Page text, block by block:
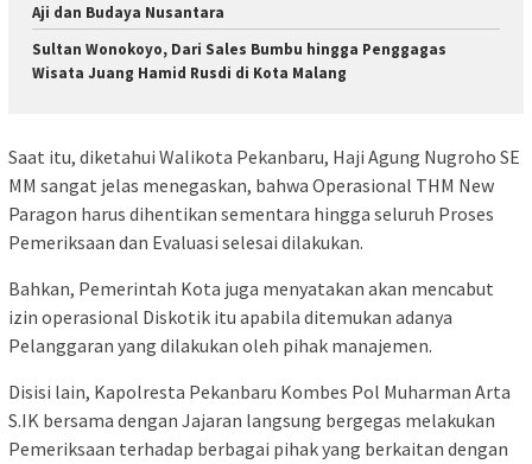
Aji dan Budaya Nusantara
Sultan Wonokoyo, Dari Sales Bumbu hingga Penggagas
Wisata Juang Hamid Rusdi di Kota Malang
Saat itu, diketahui Walikota Pekanbaru, Haji Agung Nugroho SE
MM sangat jelas menegaskan, bahwa Operasional THM New
Paragon harus dihentikan sementara hingga seluruh Proses
Pemeriksaan dan Evaluasi selesai dilakukan.
Bahkan, Pemerintah Kota juga menyatakan akan mencabut
izin operasional Diskotik itu apabila ditemukan adanya
Pelanggaran yang dilakukan oleh pihak manajemen.
Disisi lain, Kapolresta Pekanbaru Kombes Pol Muharman Arta
S.IK bersama dengan Jajaran langsung bergegas melakukan
Pemeriksaan terhadap berbagai pihak yang berkaitan dengan